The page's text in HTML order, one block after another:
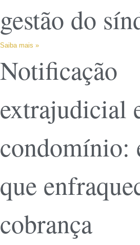
gestão do
Saiba mais »
Notificação
extrajudicial
condomínio:
que
cobrança